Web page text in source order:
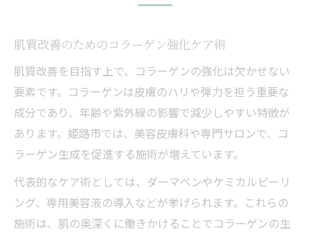
肌質改善のためのコラーゲン強化ケア術
肌質改善を目指す上で、コラーゲンの強化は欠かせない
要素です。コラーゲンは皮膚のハリや弾力を担う重要な
成分であり、年齢や紫外線の影響で減少しやすい特徴が
あります。姫路市では、美容皮膚科や専門サロンで、コ
ラーゲン生成を促進する施術が増えています。
代表的なケア術としては、ダーマペンやケミカルピーリ
ング、専用美容液の導入などが挙げられます。これらの
施術は、肌の奥深くに働きかけることでコラーゲンの生